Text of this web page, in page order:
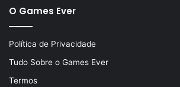
O Games Ever
Política de Privacidade
Tudo Sobre o Games Ever
Termos